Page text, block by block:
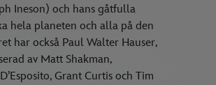
Ineson) och hans gåtfulla
hela planeten och alla på den
har också Paul Walter Hauser,
av Matt Shakman,
Grant Curtis och Tim